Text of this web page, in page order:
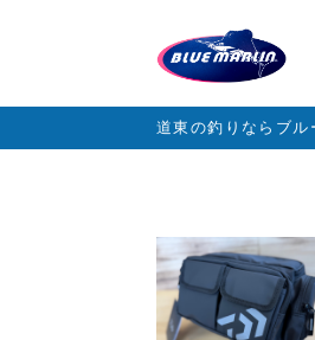
道東の釣りならブ